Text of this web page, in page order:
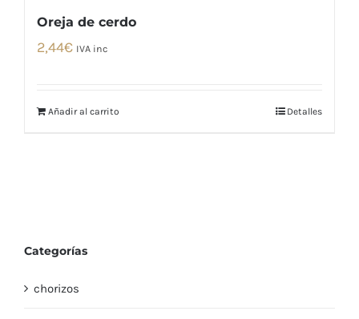
Oreja de cerdo
2,44€ IVA inc
Añadir al carrito Detalles
Categorías
chorizos